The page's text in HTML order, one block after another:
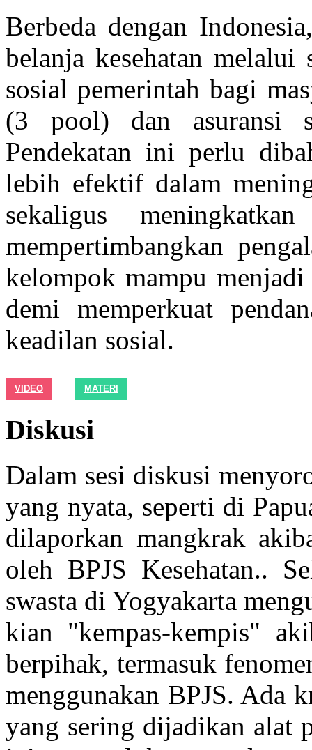
Berbeda dengan
belanja kesehatan melalui
sosial pemerintah bagi
(3 pool) dan asuransi
Pendekatan ini perlu
lebih efektif dalam
sekaligus
mempertimbangkan
kelompok mampu menjadi
demi memperkuat
keadilan sosial.
VIDEO MATERI
Diskusi
Dalam sesi diskusi
yang nyata, seperti di
dilaporkan mangkrak
oleh BPJS Kesehatan..
swasta di Yogyakarta
kian "kempas-kempis"
berpihak, termasuk
menggunakan BPJS. Ada
yang sering dijadikan alat